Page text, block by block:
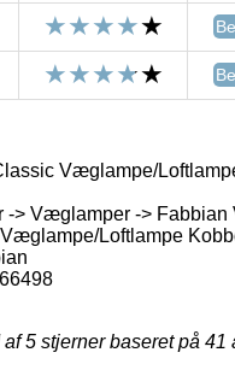
Væglampe/
-> Væglamper ->
Loftlampe
5 stjerner baseret på 41